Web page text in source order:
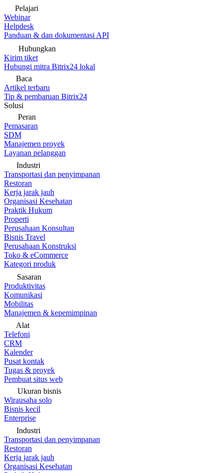
Pelajari
Webinar
Helpdesk
Panduan & dan dokumentasi API
Hubungkan
Kirim tiket
Hubungi mitra Bitrix24 lokal
Baca
Artikel terbaru
Tip & pembaruan Bitrix24
Solusi
Peran
Pemasaran
SDM
Manajemen proyek
Layanan pelanggan
Industri
Transportasi dan penyimpanan
Restoran
Kerja jarak jauh
Organisasi Kesehatan
Praktik Hukum
Properti
Perusahaan Konsultan
Bisnis Travel
Perusahaan Konstruksi
Toko & eCommerce
Kategori produk
Sasaran
Produktivitas
Komunikasi
Mobilitas
Manajemen & kepemimpinan
Alat
Telefoni
CRM
Kalender
Pusat kontak
Tugas & proyek
Pembuat situs web
Ukuran bisnis
Wirausaha solo
Bisnis kecil
Enterprise
Industri
Transportasi dan penyimpanan
Restoran
Kerja jarak jauh
Organisasi Kesehatan